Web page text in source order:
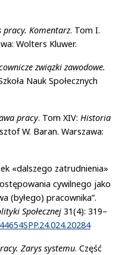
pracy. Komentarz. Tom I.
Wolters Kluwer.
związki zawodowe.
Nauk Społecznych
pracy. Tom XIV: Historia
W. Baran. Warszawa:
«dalszego zatrudnienia»
cywilnego jako
(byłego) pracownika”.
Społecznej 31(4): 319–
Zarys systemu. Część